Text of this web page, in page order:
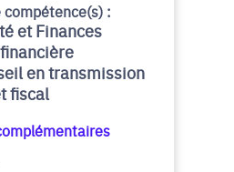
compétence(s) :
et Finances
en transmission
fiscal